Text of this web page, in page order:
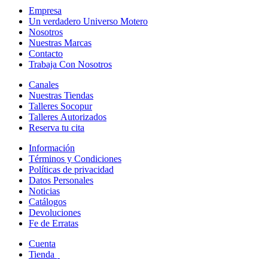
Empresa
Un verdadero Universo Motero
Nosotros
Nuestras Marcas
Contacto
Trabaja Con Nosotros
Canales
Nuestras Tiendas
Talleres Socopur
Talleres Autorizados
Reserva tu cita
Información
Términos y Condiciones
Políticas de privacidad
Datos Personales
Noticias
Catálogos
Devoluciones
Fe de Erratas
Cuenta
Tienda